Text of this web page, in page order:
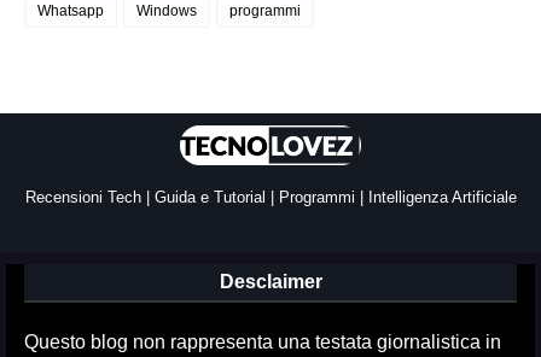
Whatsapp Windows programmi
Recensioni Tech | Guida e Tutorial | Programmi | Intelligenza Artificiale
Desclaimer
Questo blog non rappresenta una testata giornalistica in